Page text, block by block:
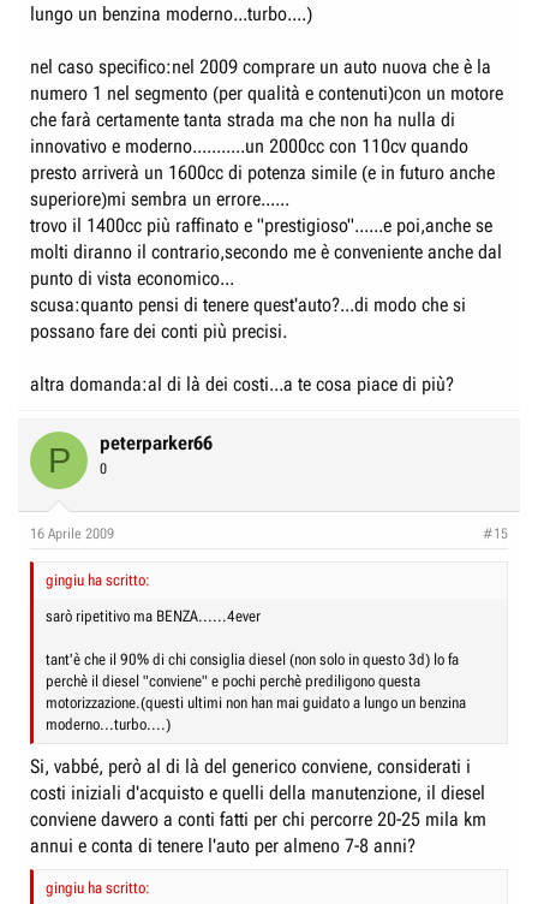
lungo un benzina moderno...turbo....)
nel caso specifico:nel 2009 comprare un auto nuova che è la
numero 1 nel segmento (per qualità e contenuti)con un motore
che farà certamente tanta strada ma che non ha nulla di
innovativo e moderno...........un 2000cc con 110cv quando
presto arriverà un 1600cc di potenza simile (e in futuro anche
superiore)mi sembra un errore......
trovo il 1400cc più raffinato e "prestigioso"......e poi,anche se
molti diranno il contrario,secondo me è conveniente anche dal
punto di vista economico...
scusa:quanto pensi di tenere quest'auto?...di modo che si
possano fare dei conti più precisi.
altra domanda:al di là dei costi...a te cosa piace di più?
P peterparker66
0
16 Aprile 2009 #15
gingiu ha scritto:
sarò ripetitivo ma BENZA......4ever
tant'è che il 90% di chi consiglia diesel (non solo in questo 3d) lo fa
perchè il diesel "conviene" e pochi perchè prediligono questa
motorizzazione.(questi ultimi non han mai guidato a lungo un benzina
moderno...turbo....)
Si, vabbé, però al di là del generico conviene, considerati i
costi iniziali d'acquisto e quelli della manutenzione, il diesel
conviene davvero a conti fatti per chi percorre 20-25 mila km
annui e conta di tenere l'auto per almeno 7-8 anni?
gingiu ha scritto: